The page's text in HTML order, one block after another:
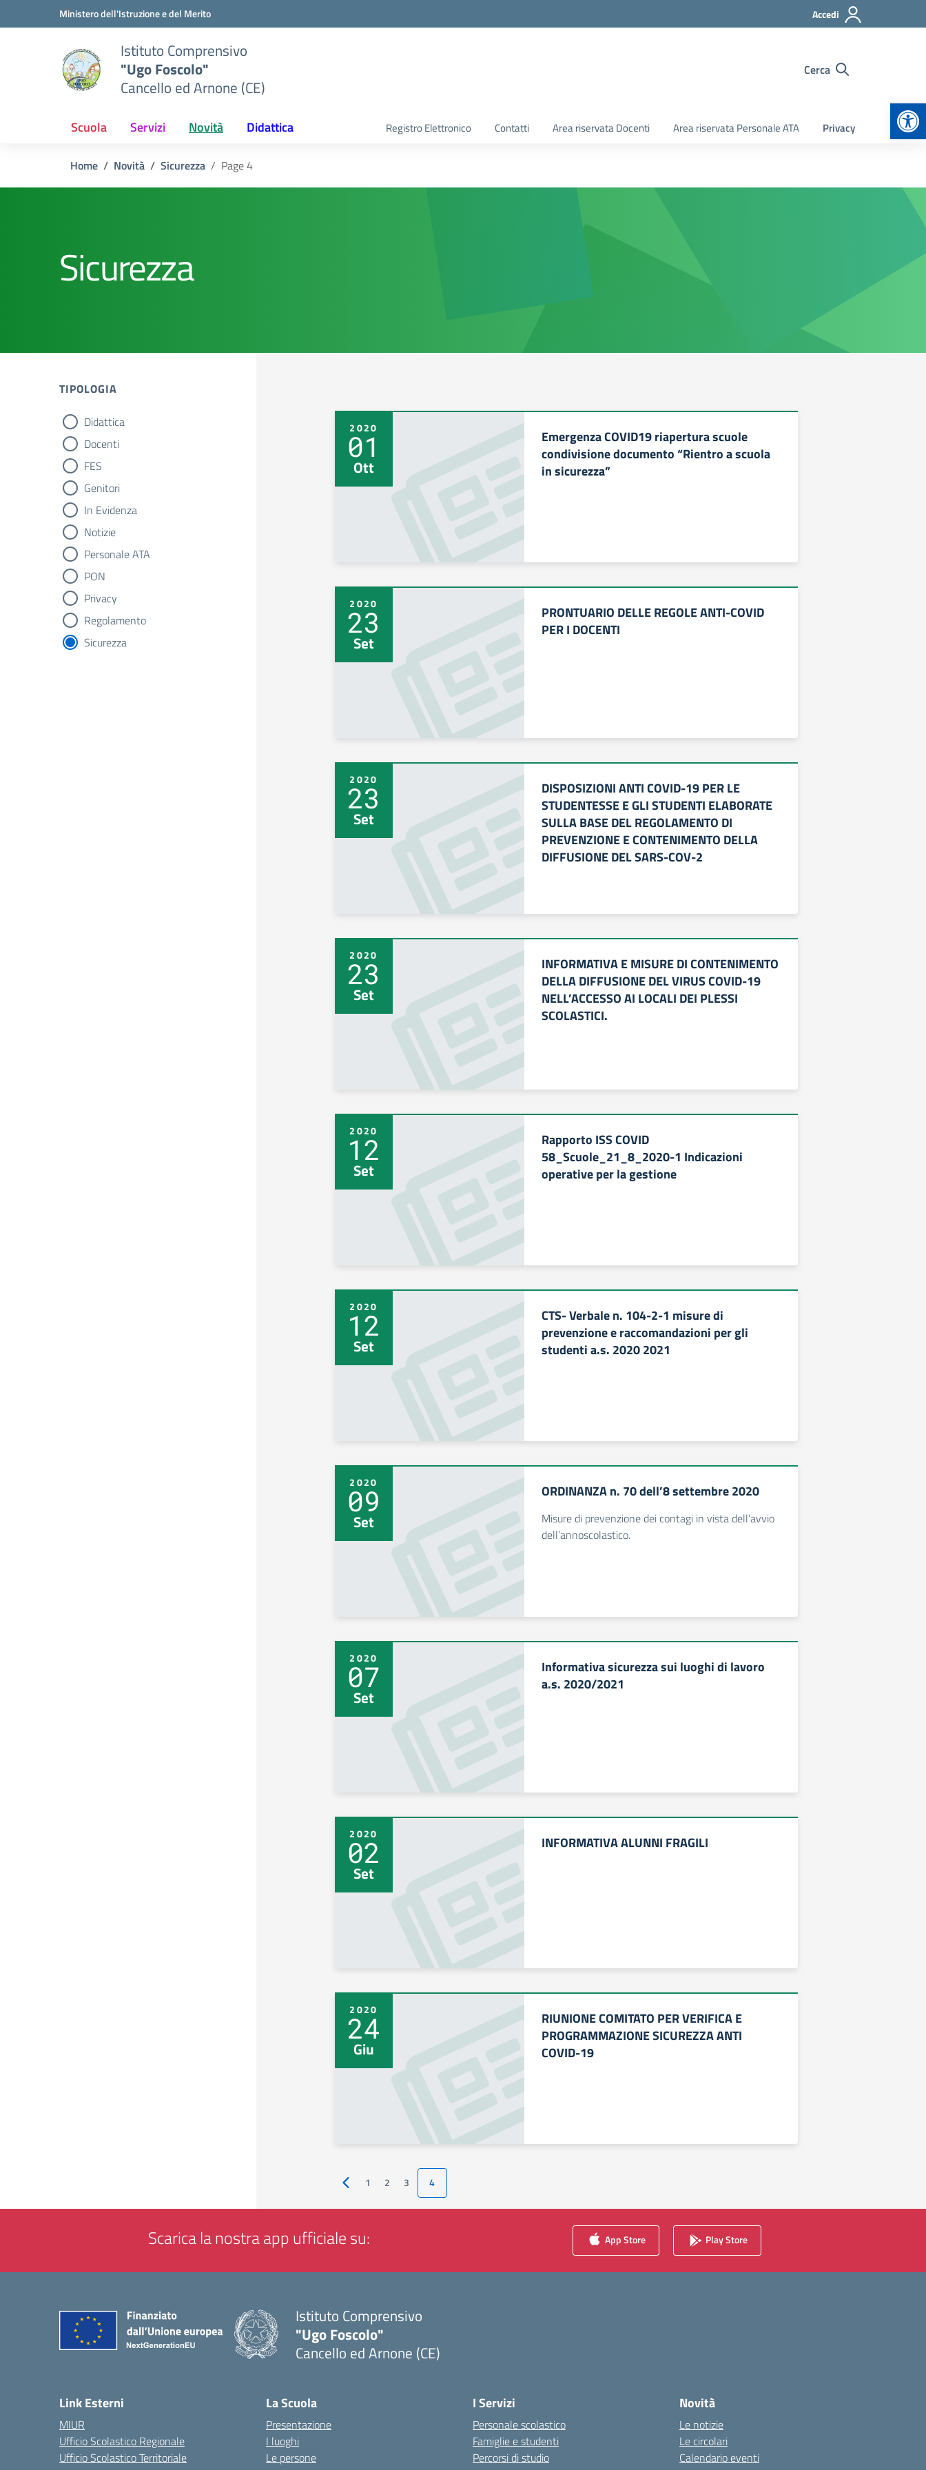
Vai ai contenuti
Vai al menu di navigazioneMinistero dell'Istruzione e del Merito Accedi
Istituto Comprensivo
"Ugo Foscolo"
Cancello ed Arnone (CE)
Cerca
Scuola Servizi Novità Didattica Registro Elettronico Contatti Area riservata Docenti Area riservata Personale ATA Privacy
Home Novità Sicurezza Page 4
Sicurezza
TIPOLOGIA
tipologia di articoli
Didattica
Docenti
FES
Genitori
In Evidenza
Notizie
Personale ATA
PON
Privacy
Regolamento
Sicurezza
2020
01
Ott
Emergenza COVID19 riapertura scuole
condivisione documento “Rientro a scuola
in sicurezza”
2020
23
Set
PRONTUARIO DELLE REGOLE ANTI-COVID
PER I DOCENTI
2020
23
Set
DISPOSIZIONI ANTI COVID-19 PER LE
STUDENTESSE E GLI STUDENTI ELABORATE
SULLA BASE DEL REGOLAMENTO DI
PREVENZIONE E CONTENIMENTO DELLA
DIFFUSIONE DEL SARS-COV-2
2020
23
Set
INFORMATIVA E MISURE DI CONTENIMENTO
DELLA DIFFUSIONE DEL VIRUS COVID-19
NELL’ACCESSO AI LOCALI DEI PLESSI
SCOLASTICI.
2020
12
Set
Rapporto ISS COVID
58_Scuole_21_8_2020-1 Indicazioni
operative per la gestione
2020
12
Set
CTS- Verbale n. 104-2-1 misure di
prevenzione e raccomandazioni per gli
studenti a.s. 2020 2021
2020
09
Set
ORDINANZA n. 70 dell’8 settembre 2020
Misure di prevenzione dei contagi in vista dell’avvio
dell’annoscolastico.
2020
07
Set
Informativa sicurezza sui luoghi di lavoro
a.s. 2020/2021
2020
02
Set
INFORMATIVA ALUNNI FRAGILI
2020
24
Giu
RIUNIONE COMITATO PER VERIFICA E
PROGRAMMAZIONE SICUREZZA ANTI
COVID-19
Pagina precedente
1 2 3 4
Scarica la nostra app ufficiale su: App Store Play Store
Istituto Comprensivo
"Ugo Foscolo"
Cancello ed Arnone (CE)
Link Esterni
MIUR
Ufficio Scolastico Regionale
Ufficio Scolastico Territoriale
La Scuola
Presentazione
I luoghi
Le persone
I Servizi
Personale scolastico
Famiglie e studenti
Percorsi di studio
Novità
Le notizie
Le circolari
Calendario eventi